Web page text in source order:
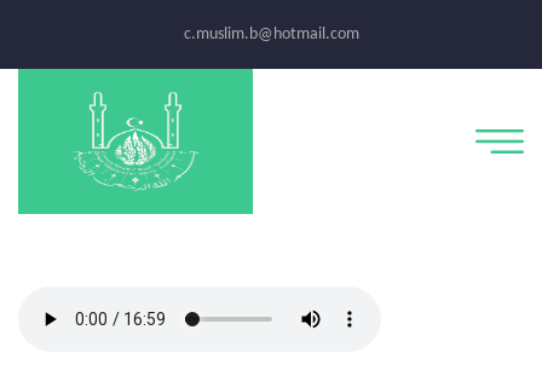
c.muslim.b@hotmail.com